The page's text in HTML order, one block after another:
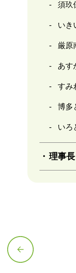
須玖
いき
厳原
あす
すみ
博多
いろ
理事長